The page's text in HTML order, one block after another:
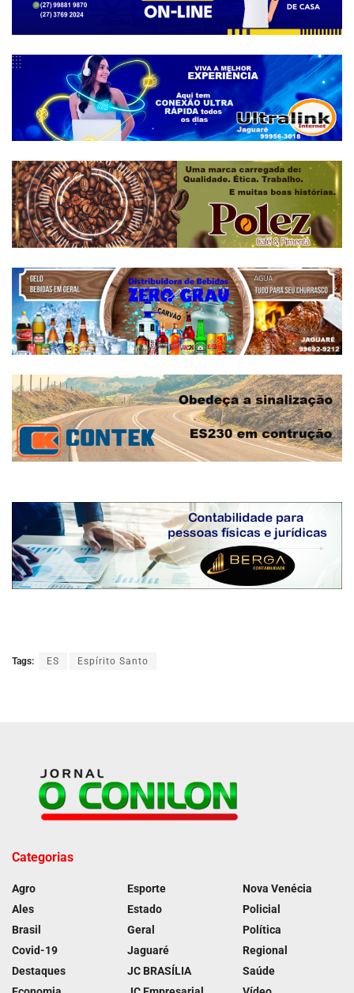
Tags: ES Espírito Santo
Categorias
Agro
Ales
Brasil
Covid-19
Destaques
Esporte
Estado
Geral
Jaguaré
JC BRASÍLIA
Nova Venécia
Policial
Política
Regional
Saúde